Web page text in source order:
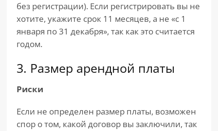
без регистрации). Если регистрировать вы не
хотите, укажите срок 11 месяцев, а не «с 1
января по 31 декабря», так как это считается
годом.
3. Размер арендной платы
Риски
Если не определен размер платы, возможен
спор о том, какой договор вы заключили, так